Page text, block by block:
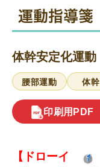
運動指導箋
体幹安定化運動
腰部運動 体幹
印刷用PDF
【ドローイ